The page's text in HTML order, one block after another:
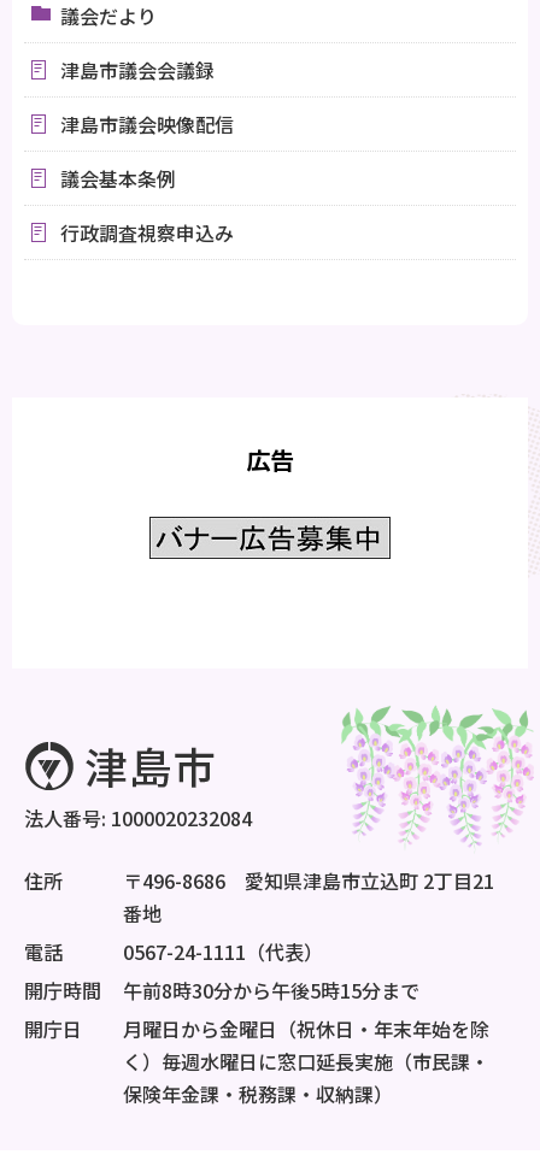
議会だより
津島市議会会議録
津島市議会映像配信
議会基本条例
行政調査視察申込み
広告
法人番号: 1000020232084
住所
〒496-8686 愛知県津島市立込町 2丁目21
番地
電話
0567-24-1111（代表）
開庁時間
午前8時30分から午後5時15分まで
開庁日
月曜日から金曜日（祝休日・年末年始を除
く）毎週水曜日に窓口延長実施（市民課・
保険年金課・税務課・収納課）